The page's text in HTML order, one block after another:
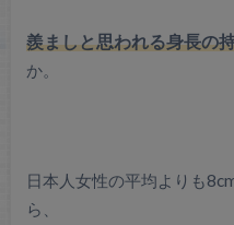
羨ましと思われる身長の
か。
日本人女性の平均よりも
ら、